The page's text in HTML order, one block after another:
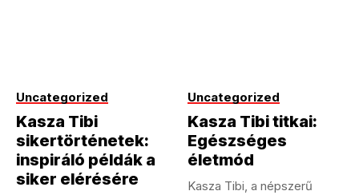
Uncategorized
Kasza Tibi
sikertörténetek:
inspiráló példák a
siker elérésére
Uncategorized
Kasza Tibi titkai:
Egészséges
életmód
Kasza Tibi, a népszerű